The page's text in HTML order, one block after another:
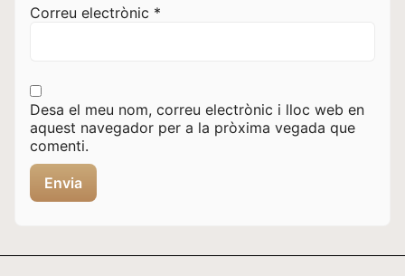
Correu electrònic *
Desa el meu nom, correu electrònic i lloc web en
aquest navegador per a la pròxima vegada que
comenti.